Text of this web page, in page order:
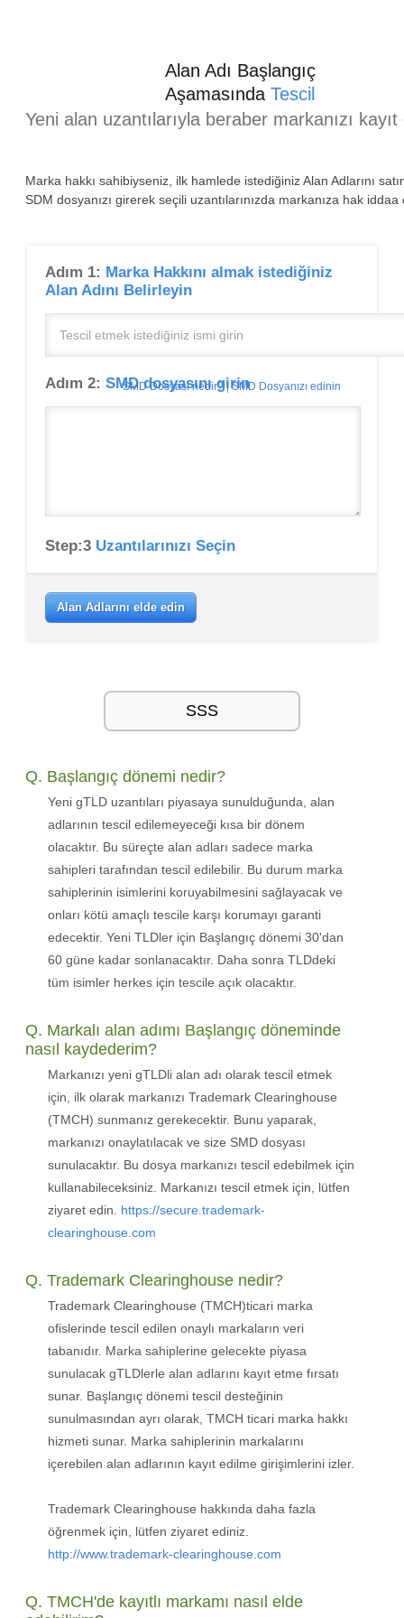
Alan Adı Başlangıç
Aşamasında Tescil
Yeni alan uzantılarıyla beraber markanızı
Marka hakkı sahibiyseniz, ilk hamlede istediğiniz Alan Adlarını
SDM dosyanızı girerek seçili uzantılarınızda markanıza hak iddaa
Adım 1: Marka Hakkını almak istediğiniz
Alan Adını Belirleyin
Adım 2: SMD dosyasını girin
SMD Dosyası nedir?|SMD Dosyanızı edinin
Step:3 Uzantılarınızı Seçin
Alan Adlarını elde edin
SSS
Q. Başlangıç dönemi nedir?
Yeni gTLD uzantıları piyasaya sunulduğunda, alan
adlarının tescil edilemeyeceği kısa bir dönem
olacaktır. Bu süreçte alan adları sadece marka
sahipleri tarafından tescil edilebilir. Bu durum marka
sahiplerinin isimlerini koruyabilmesini sağlayacak ve
onları kötü amaçlı tescile karşı korumayı garanti
edecektir. Yeni TLDler için Başlangıç dönemi 30'dan
60 güne kadar sonlanacaktır. Daha sonra TLDdeki
tüm isimler herkes için tescile açık olacaktır.
Q. Markalı alan adımı Başlangıç döneminde
nasıl kaydederim?
Markanızı yeni gTLDli alan adı olarak tescil etmek
için, ilk olarak markanızı Trademark Clearinghouse
(TMCH) sunmanız gerekecektir. Bunu yaparak,
markanızı onaylatılacak ve size SMD dosyası
sunulacaktır. Bu dosya markanızı tescil edebilmek için
kullanabileceksiniz. Markanızı tescil etmek için, lütfen
ziyaret edin. https://secure.trademark-
clearinghouse.com
Q. Trademark Clearinghouse nedir?
Trademark Clearinghouse (TMCH)ticari marka
ofislerinde tescil edilen onaylı markaların veri
tabanıdır. Marka sahiplerine gelecekte piyasa
sunulacak gTLDlerle alan adlarını kayıt etme fırsatı
sunar. Başlangıç dönemi tescil desteğinin
sunulmasından ayrı olarak, TMCH ticari marka hakkı
hizmeti sunar. Marka sahiplerinin markalarını
içerebilen alan adlarının kayıt edilme girişimlerini izler.
Trademark Clearinghouse hakkında daha fazla
öğrenmek için, lütfen ziyaret ediniz.
http://www.trademark-clearinghouse.com
Q. TMCH'de kayıtlı markamı nasıl elde